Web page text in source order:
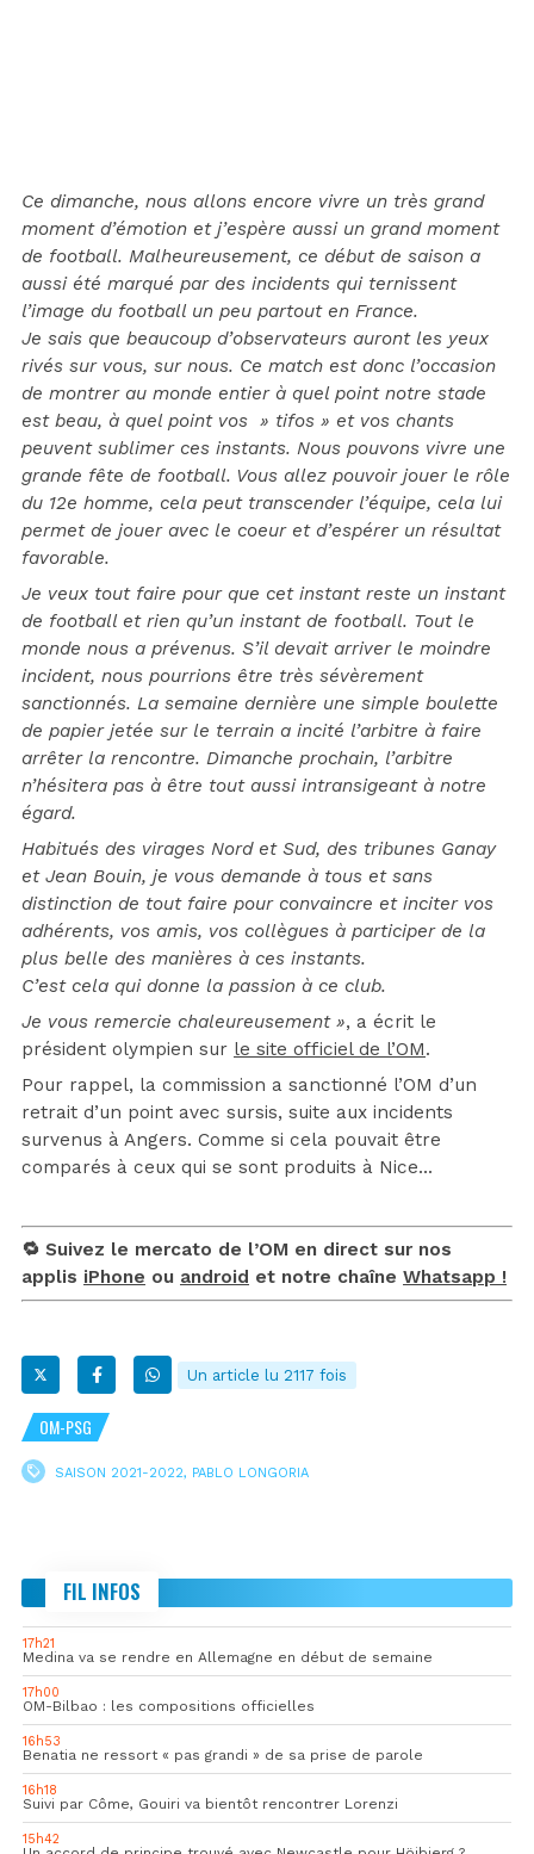
Ce dimanche, nous allons encore vivre un très grand
moment d’émotion et j’espère aussi un grand moment
de football. Malheureusement, ce début de saison a
aussi été marqué par des incidents qui ternissent
l’image du football un peu partout en France.
Je sais que beaucoup d’observateurs auront les yeux
rivés sur vous, sur nous. Ce match est donc l’occasion
de montrer au monde entier à quel point notre stade
est beau, à quel point vos » tifos » et vos chants
peuvent sublimer ces instants. Nous pouvons vivre une
grande fête de football. Vous allez pouvoir jouer le rôle
du 12e homme, cela peut transcender l’équipe, cela lui
permet de jouer avec le coeur et d’espérer un résultat
favorable.
Je veux tout faire pour que cet instant reste un instant
de football et rien qu’un instant de football. Tout le
monde nous a prévenus. S’il devait arriver le moindre
incident, nous pourrions être très sévèrement
sanctionnés. La semaine dernière une simple boulette
de papier jetée sur le terrain a incité l’arbitre à faire
arrêter la rencontre. Dimanche prochain, l’arbitre
n’hésitera pas à être tout aussi intransigeant à notre
égard.
Habitués des virages Nord et Sud, des tribunes Ganay
et Jean Bouin, je vous demande à tous et sans
distinction de tout faire pour convaincre et inciter vos
adhérents, vos amis, vos collègues à participer de la
plus belle des manières à ces instants.
C’est cela qui donne la passion à ce club.
Je vous remercie chaleureusement », a écrit le
président olympien sur le site officiel de l’OM.
Pour rappel, la commission a sanctionné l’OM d’un
retrait d’un point avec sursis, suite aux incidents
survenus à Angers. Comme si cela pouvait être
comparés à ceux qui se sont produits à Nice…
🔁 Suivez le mercato de l’OM en direct sur nos
applis iPhone ou android et notre chaîne Whatsapp !
Un article lu 2117 fois
OM-PSG
SAISON 2021-2022, PABLO LONGORIA
FIL INFOS
17h21
Medina va se rendre en Allemagne en début de semaine
17h00
OM-Bilbao : les compositions officielles
16h53
Benatia ne ressort « pas grandi » de sa prise de parole
16h18
Suivi par Côme, Gouiri va bientôt rencontrer Lorenzi
15h42